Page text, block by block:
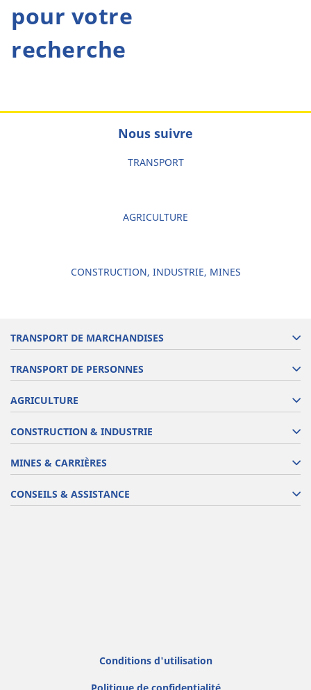
pour votre
recherche
Nous suivre
TRANSPORT
AGRICULTURE
CONSTRUCTION, INDUSTRIE, MINES
TRANSPORT DE MARCHANDISES
TRANSPORT DE PERSONNES
AGRICULTURE
CONSTRUCTION & INDUSTRIE
MINES & CARRIÈRES
CONSEILS & ASSISTANCE
Conditions d'utilisation